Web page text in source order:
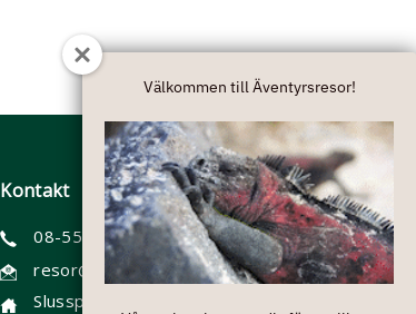
Kontakt
08-55 60 6900
resor@aventyrsresor.se
Slussplan 9, Stockholm (besök förbokas)
Välkommen till Äventyrsresor!